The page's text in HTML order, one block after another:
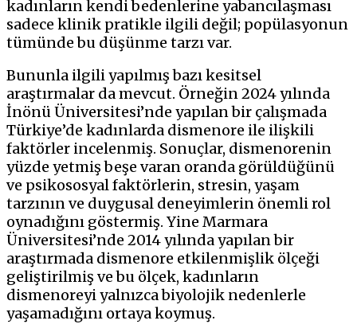
kadınların kendi bedenlerine yabancılaşması
sadece klinik pratikle ilgili değil; popülasyonun
tümünde bu düşünme tarzı var.
Bununla ilgili yapılmış bazı kesitsel
araştırmalar da mevcut. Örneğin 2024 yılında
İnönü Üniversitesi’nde yapılan bir çalışmada
Türkiye’de kadınlarda dismenore ile ilişkili
faktörler incelenmiş. Sonuçlar, dismenorenin
yüzde yetmiş beşe varan oranda görüldüğünü
ve psikososyal faktörlerin, stresin, yaşam
tarzının ve duygusal deneyimlerin önemli rol
oynadığını göstermiş. Yine Marmara
Üniversitesi’nde 2014 yılında yapılan bir
araştırmada dismenore etkilenmişlik ölçeği
geliştirilmiş ve bu ölçek, kadınların
dismenoreyi yalnızca biyolojik nedenlerle
yaşamadığını ortaya koymuş.